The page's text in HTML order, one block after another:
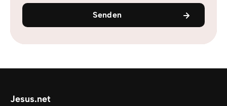
Senden
Jesus.net